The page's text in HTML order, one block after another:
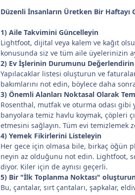
Düzenli İnsanların Üretken Bir Haftayı
1) Aile Takvimini Güncelleyin
Lightfoot, dijital veya kalem ve kağıt
konusunda siz ve tüm aile üyelerinizin
2) Ev İşlerinin Durumunu Değerlendirin
Yapılacaklar listesi oluşturun ve
bakımlarını not edin, böylece daha
3) Önemli Alanları Noktasal Olarak
Rosenthal, mutfak ve oturma odası gibi
banyolara temiz havlu koymak, çöpleri
etmesini sağlayın. Tüm evi temizlemek
4) Yemek Fikirlerini Listeleyin
Her gece için olmasa bile, birkaç öğün
neyin az olduğunu not edin. Lightfoot,
diyor. Kiler için de aynısı geçerli.
5) Bir "İlk Toplanma Noktası"
Bu, çantalar, sırt çantaları, şapkalar,